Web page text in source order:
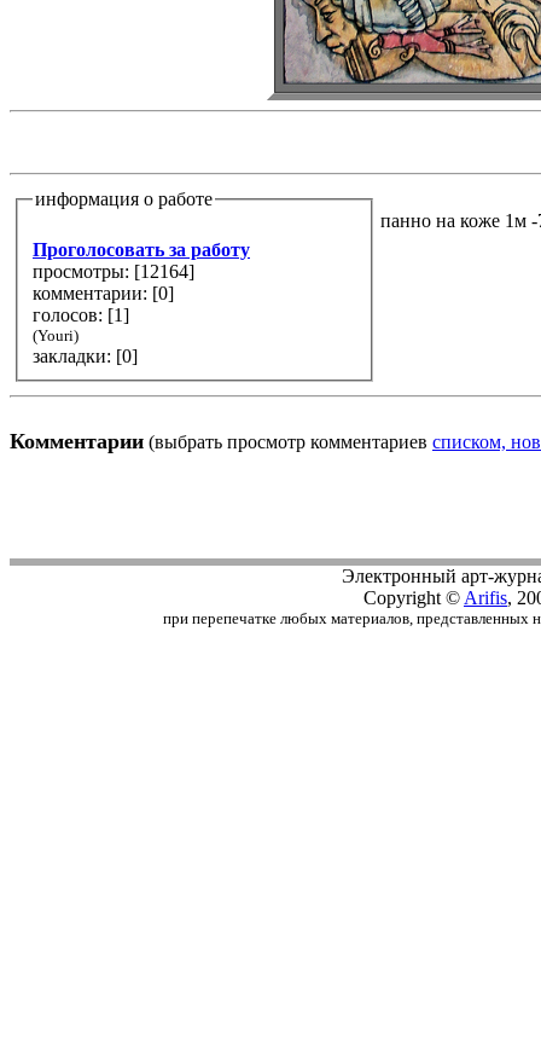
информация о работе
Проголосовать за работу
просмотры: [12164]
комментарии: [0]
голосов: [1]
(Youri)
закладки: [0]
панно на коже 1м -
Комментарии (выбрать просмотр комментариев списком,
Электронный арт-
Copyright © Arifis,
при перепечатке любых материалов, представленных